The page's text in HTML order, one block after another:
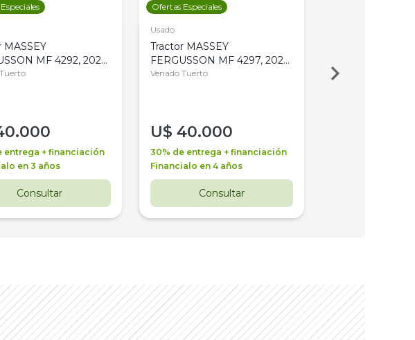
MASSEY
MF 4292, 2020,
entrega + financiación
en 3 años
Consultar
Ofertas Especiales
Usado
Tractor MASSEY
FERGUSSON MF 4297, 2020,
4WD, PATON
Venado Tuerto
U$ 40.000
30% de entrega + financiación
Financialo en 4 años
Consultar
Venado Tuerto